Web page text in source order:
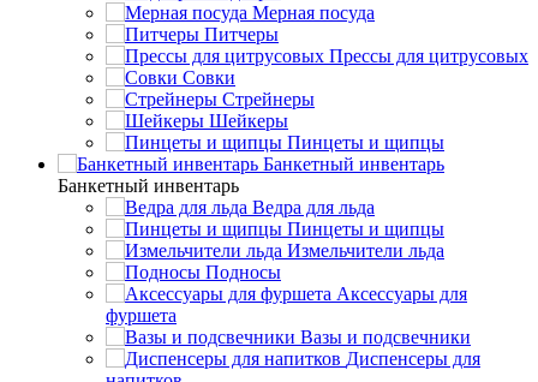
Мерная посуда
Питчеры
Прессы для цитрусовых
Совки
Стрейнеры
Шейкеры
Пинцеты и щипцы
Банкетный инвентарь
Банкетный инвентарь
Ведра для льда
Пинцеты и щипцы
Измельчители льда
Подносы
Аксессуары для
фуршета
Вазы и подсвечники
Диспенсеры для